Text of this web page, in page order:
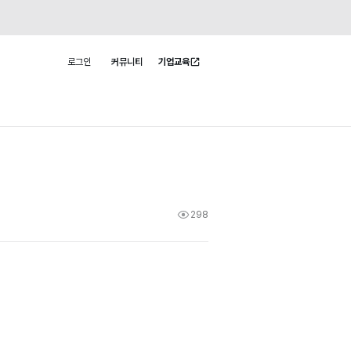
로그인 커뮤니티 기업교육
298